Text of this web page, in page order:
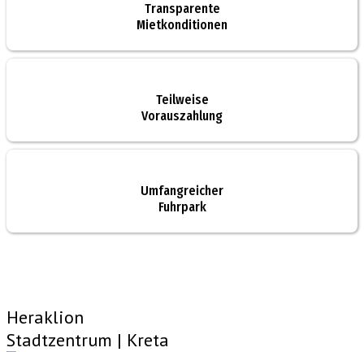
Transparente
Mietkonditionen
Teilweise
Vorauszahlung
Umfangreicher
Fuhrpark
Heraklion
Stadtzentrum | Kreta